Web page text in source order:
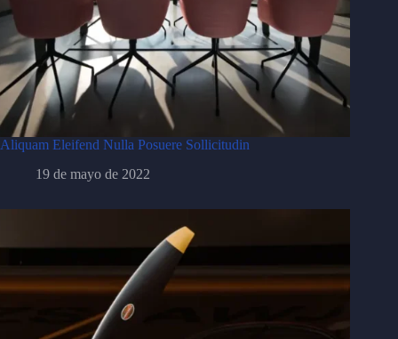
Aliquam Eleifend Nulla Posuere Sollicitudin
19 de mayo de 2022